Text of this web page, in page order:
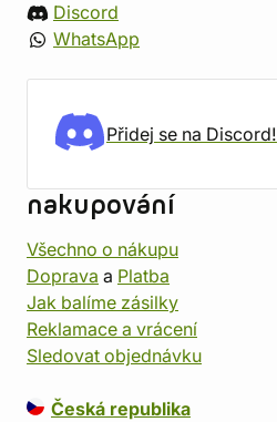
Discord
WhatsApp
Přidej se na Discord!
nakupování
Všechno o nákupu
Doprava a Platba
Jak balíme zásilky
Reklamace a vrácení
Sledovat objednávku
Česká republika